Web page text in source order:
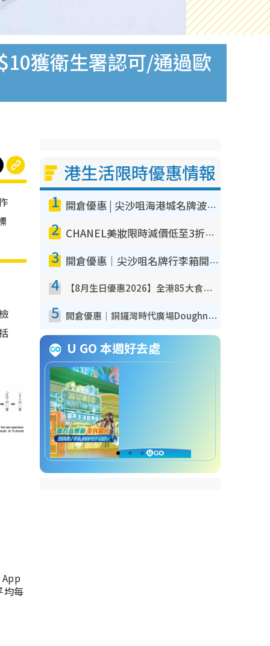
獲衛生署認可/通過歐
均每
港生活限時優惠情報
1 開倉優惠 | 尖沙咀海港城名牌波鞋開倉低至1折！On鞋$899起／Joy&Peace鞋履$98起
2 CHANEL美妝限時減價低至3折！人氣粉底/唇膏/精華液低至$275！COCO香水都有平
3 開倉優惠｜尖沙咀名牌行李箱開倉低至4折！一連5日 American Tourister/ace./Hallmark $200起！
4 【8月生日優惠2026】全港85大食買玩著數攻略 自助餐/火鍋放題同行免費＋誠品/DONKI送現金券
5 開倉優惠｜銅鑼灣時代廣場Doughnut/Campo Marzio開倉低至1折！背囊、書包、手袋劈價$200起
U GO 本週好去處